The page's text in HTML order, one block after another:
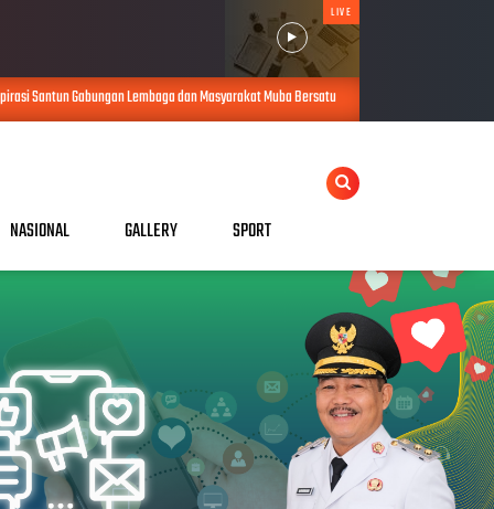
LIVE
dan Masyarakat Muba Bersatu AUG 05, 2026 Pengurus PWI Ogan Ilir Masa
NASIONAL GALLERY SPORT